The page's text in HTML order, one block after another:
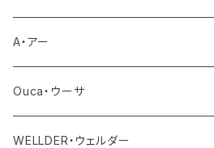
トップス
カットソー
シャツ
ボトム
デニム
ワンピース・サロペット
アウター
トップス
ボトム
A・アー
バッグ
その他
Ouca・ウーサ
アクセサリー
WELLDER・ウェルダー